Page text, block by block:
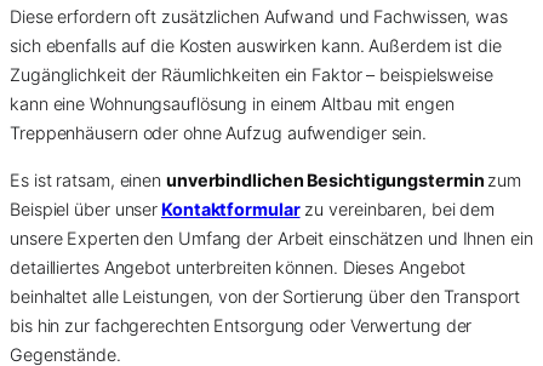
Diese erfordern oft zusätzlichen Aufwand und Fachwissen, was
sich ebenfalls auf die Kosten auswirken kann. Außerdem ist die
Zugänglichkeit der Räumlichkeiten ein Faktor – beispielsweise
kann eine Wohnungsauflösung in einem Altbau mit engen
Treppenhäusern oder ohne Aufzug aufwendiger sein.
Es ist ratsam, einen unverbindlichen Besichtigungstermin zum
Beispiel über unserKontaktformularzu vereinbaren, bei dem
unsere Experten den Umfang der Arbeit einschätzen und Ihnen ein
detailliertes Angebot unterbreiten können. Dieses Angebot
beinhaltet alle Leistungen, von der Sortierung über den Transport
bis hin zur fachgerechten Entsorgung oder Verwertung der
Gegenstände.